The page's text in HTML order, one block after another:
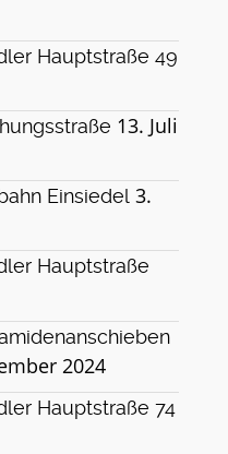
Hauptstraße 49
13. Juli
Einsiedel 3.
Hauptstraße
2024
Hauptstraße 74